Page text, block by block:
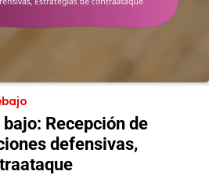
Recepción de
defensivas,